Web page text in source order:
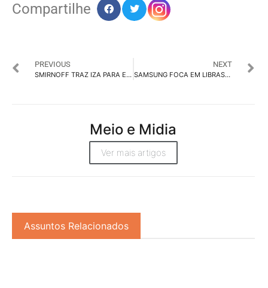
Compartilhe
PREVIOUS
SMIRNOFF TRAZ IZA PARA ESTREIA NO CARNAVAL DE RUA DE SP
NEXT
SAMSUNG FOCA EM LIBRAS PARA ATENDER 10 MILHÕES DE BRASILEIROS
Meio e Midia
Ver mais artigos
Assuntos Relacionados